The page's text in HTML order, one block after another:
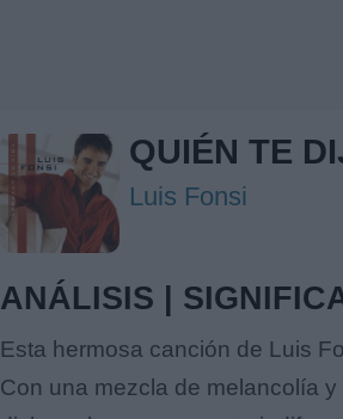
QUIÉN TE
Luis Fonsi
ANÁLISIS |
Esta hermosa canción de Luis
Con una mezcla de melancolía